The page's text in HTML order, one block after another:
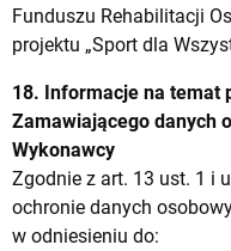
Funduszu Rehabilitacji
projektu „Sport dla
18. Informacje na temat
Zamawiającego danych
Wykonawcy
Zgodnie z art. 13 ust. 1 i
ochronie danych
w odniesieniu do: